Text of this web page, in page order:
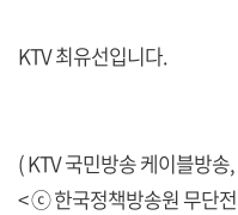
KTV 최유선입니다.
( KTV 국민방송 케이블방송
< ⓒ 한국정책방송원 무단